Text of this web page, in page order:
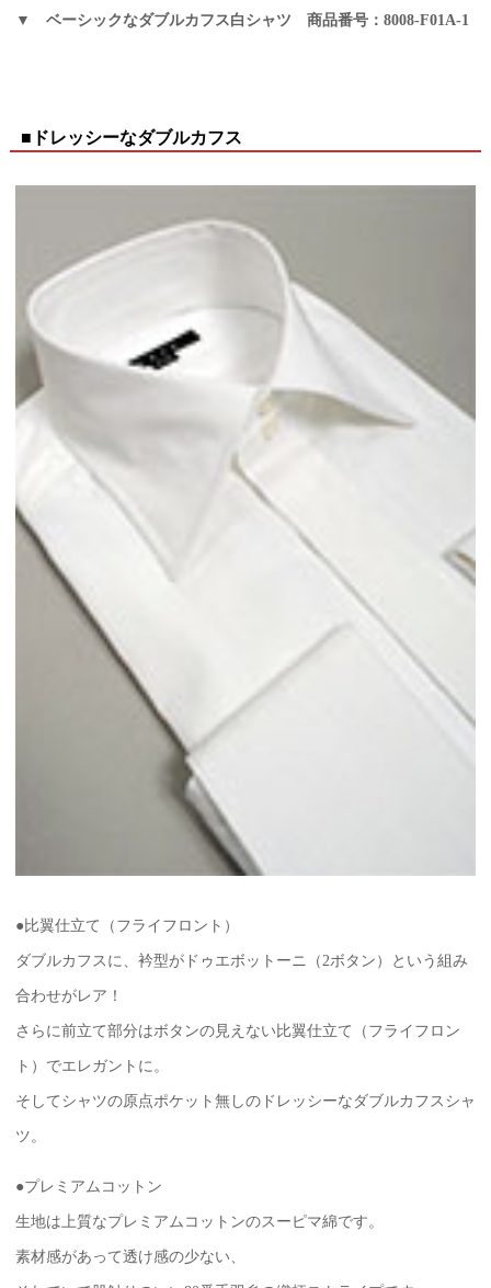
▼ ベーシックなダブルカフス白シャツ 商品番号：8008-F01A-1
■ドレッシーなダブルカフス
●比翼仕立て（フライフロント）
ダブルカフスに、衿型がドゥエボットーニ（2ボタン）という組み
合わせがレア！
さらに前立て部分はボタンの見えない比翼仕立て（フライフロン
ト）でエレガントに。
そしてシャツの原点ポケット無しのドレッシーなダブルカフスシャ
ツ。
●プレミアムコットン
生地は上質なプレミアムコットンのスーピマ綿です。
素材感があって透け感の少ない、